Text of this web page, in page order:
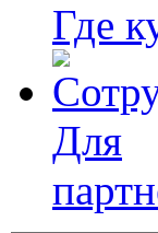
Где
Для